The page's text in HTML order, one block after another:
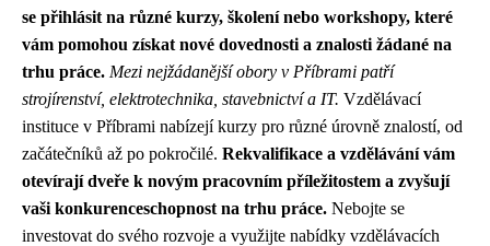
se přihlásit na různé kurzy, školení nebo workshopy, které
vám pomohou získat nové dovednosti a znalosti žádané na
trhu práce. Mezi nejžádanější obory v Příbrami patří
strojírenství, elektrotechnika, stavebnictví a IT. Vzdělávací
instituce v Příbrami nabízejí kurzy pro různé úrovně znalostí, od
začátečníků až po pokročilé. Rekvalifikace a vzdělávání vám
otevírají dveře k novým pracovním příležitostem a zvyšují
vaši konkurenceschopnost na trhu práce. Nebojte se
investovat do svého rozvoje a využijte nabídky vzdělávacích